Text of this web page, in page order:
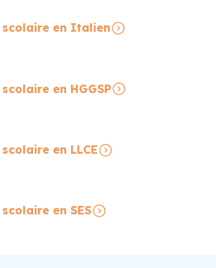
scolaire en Italien
en HGGSP
en LLCE
en SES